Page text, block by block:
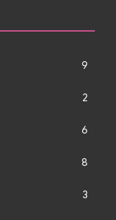
9
2
6
8
3